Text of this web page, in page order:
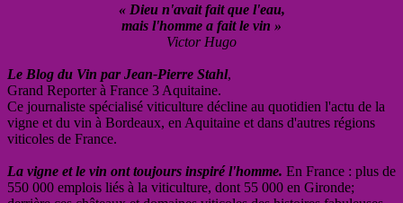
« Dieu n'avait fait que l'eau,
mais l'homme a fait le vin »
Victor Hugo
Le Blog du Vin par Jean-Pierre Stahl,
Grand Reporter à France 3 Aquitaine.
Ce journaliste spécialisé viticulture décline au quotidien l'actu de la
vigne et du vin à Bordeaux, en Aquitaine et dans d'autres régions
viticoles de France.
La vigne et le vin ont toujours inspiré l'homme. En France : plus de
550 000 emplois liés à la viticulture, dont 55 000 en Gironde;